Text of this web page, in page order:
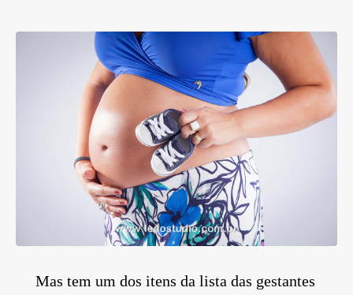
Mas tem um dos itens da lista das gestantes